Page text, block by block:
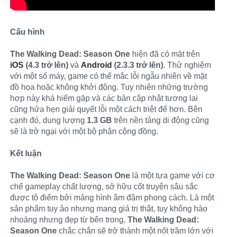
Cấu hình
The Walking Dead: Season One hiện đã có mặt trên
iOS (4.3 trở lên) và Android (2.3.3 trở lên). Thử nghiệm
với một số máy, game có thể mắc lỗi ngẫu nhiên về mặt
đồ họa hoặc không khởi động. Tuy nhiên những trường
hợp này khá hiếm gặp và các bản cập nhật tương lai
cũng hứa hẹn giải quyết lỗi một cách triệt để hơn. Bên
cạnh đó, dung lượng 1.3 GB trên nền tảng di động cũng
sẽ là trở ngại với một bộ phận cộng đồng.
Kết luận
The Walking Dead: Season One là một tựa game với cơ
chế gameplay chất lượng, sở hữu cốt truyện sâu sắc
được tô điểm bởi mảng hình âm đậm phong cách. Là một
sản phẩm tuy ảo nhưng mang giá trị thật, tuy không hào
nhoáng nhưng đẹp từ bên trong, The Walking Dead:
Season One chắc chắn sẽ trở thành một nốt trầm lớn với